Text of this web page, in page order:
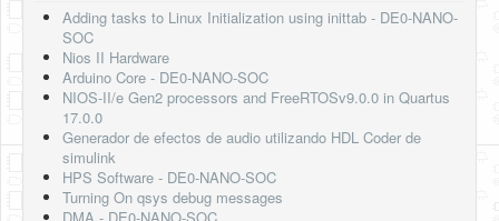
Adding tasks to Linux Initialization using inittab - DE0-NANO-
SOC
Nios II Hardware
Arduino Core - DE0-NANO-SOC
NIOS-II/e Gen2 processors and FreeRTOSv9.0.0 in Quartus
17.0.0
Generador de efectos de audio utilizando HDL Coder de
simulink
HPS Software - DE0-NANO-SOC
Turning On qsys debug messages